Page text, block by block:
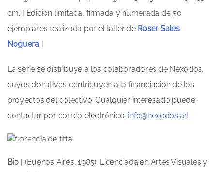
cm. | Edición limitada, firmada y numerada de 50
ejemplares realizada por el taller de Roser Sales
Noguera |
La serie se distribuye a los colaboradores de Néxodos,
cuyos donativos contribuyen a la financiación de los
proyectos del colectivo. Cualquier interesado puede
contactar por correo electrónico: info@nexodos.art
Bio | (Buenos Aires, 1985). Licenciada en Artes Visuales y